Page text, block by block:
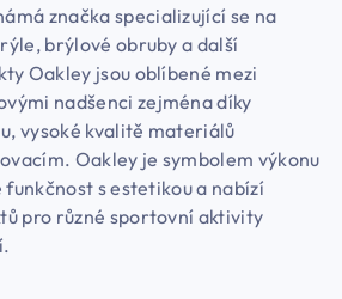
značka specializující se na
brýlové obruby a další
Oakley jsou oblíbené mezi
nadšenci zejména díky
vysoké kvalitě materiálů
Oakley je symbolem výkonu
s estetikou a nabízí
pro různé sportovní aktivity